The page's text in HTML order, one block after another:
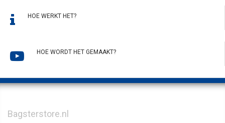
HOE WERKT HET?
HOE WORDT HET GEMAAKT?
Bagsterstore.nl